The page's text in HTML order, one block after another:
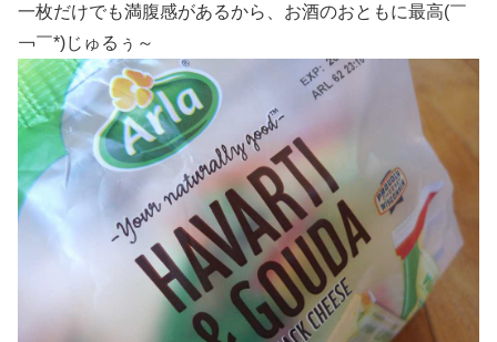
一枚だけでも満腹感があるから、お酒のおともに最高(￣
￢￣*)じゅるぅ～